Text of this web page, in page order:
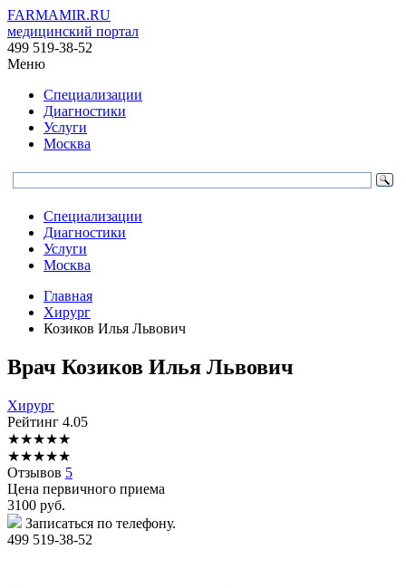
FARMAMIR.RU
медицинский портал
499 519-38-52
Меню
Специализации
Диагностики
Услуги
Москва
Специализации
Диагностики
Услуги
Москва
Главная
Хирург
Козиков Илья Львович
Врач Козиков Илья Львович
Хирург
Рейтинг 4.05
★★★★★
★★★★★
Отзывов 5
Цена первичного приема
3100 руб.
Записаться по телефону.
499 519-38-52